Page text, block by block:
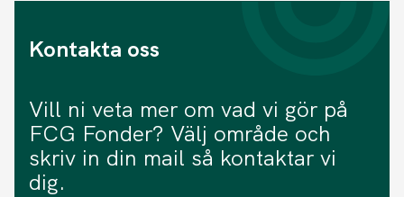
Kontakta oss
Vill ni veta mer om vad vi gör på
FCG Fonder? Välj område och
skriv in din mail så kontaktar vi
dig.